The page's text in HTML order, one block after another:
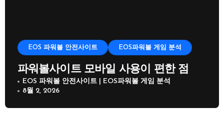
EOS 파워볼 안전사이트 EOS파워볼 게임 분석
파워볼사이트 모바일 사용이 편한 점
EOS 파워볼 안전사이트 | EOS파워볼 게임 분석
8월 2, 2026